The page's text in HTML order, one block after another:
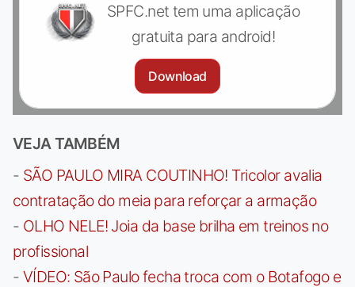
SPFC.net tem uma aplicação
gratuita para android!
Download
VEJA TAMBÉM
- SÃO PAULO MIRA COUTINHO! Tricolor avalia
contratação do meia para reforçar a armação
- OLHO NELE! Joia da base brilha em treinos no
profissional
- VÍDEO: São Paulo fecha troca com o Botafogo e